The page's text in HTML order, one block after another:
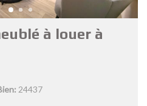
à louer à
24437